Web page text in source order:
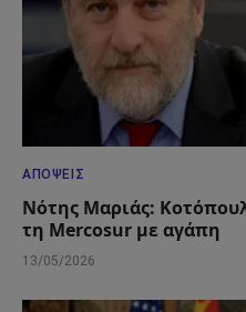
ΑΠΌΨΕΙΣ
Νότης Μαριάς:
τη Mercosur με αγάπη
13/05/2026